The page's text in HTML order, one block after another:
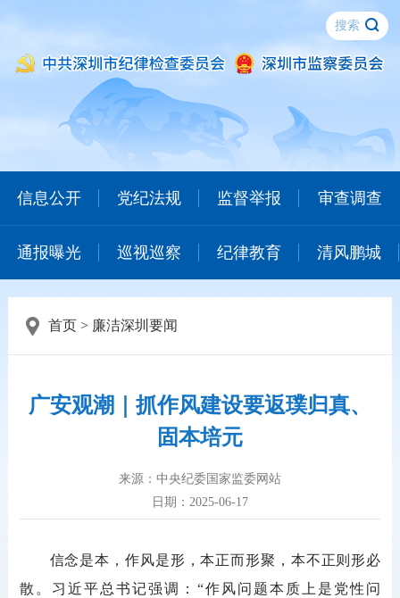
信息公开 党纪法规 监督举报 审查调查
通报曝光 巡视巡察 纪律教育 清风鹏城
首页> 廉洁深圳要闻
广安观潮｜抓作风建设要返璞归真、
固本培元
来源：中央纪委国家监委网站
日期：2025-06-17
信念是本，作风是形，本正而形聚，本不正则形必
散。习近平总书记强调：“作风问题本质上是党性问